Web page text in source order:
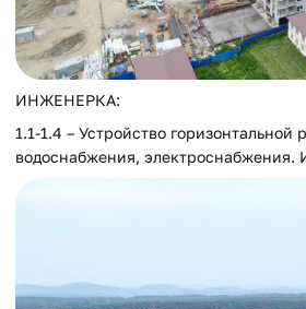
ИНЖЕНЕРКА:
1.1-1.4 – Устройство горизонтальной
водоснабжения, электроснабжения.